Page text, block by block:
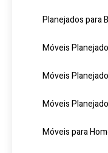
Planejados para
Móveis
Móveis
Móveis
Móveis para